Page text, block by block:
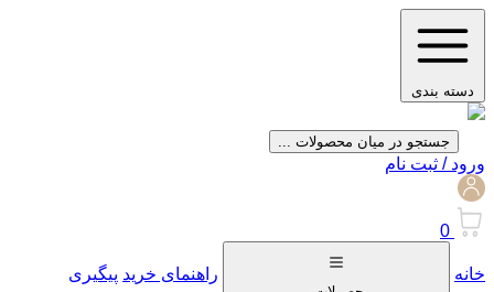
دسته بندی
جستجو در میان محصولات ...
ورود / ثبت نام
0
خانه راهنمای خرید پیگیری